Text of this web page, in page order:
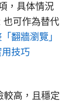
，具体情況
也可作為替代
翻牆瀏覽」
技巧
較高，且穩定